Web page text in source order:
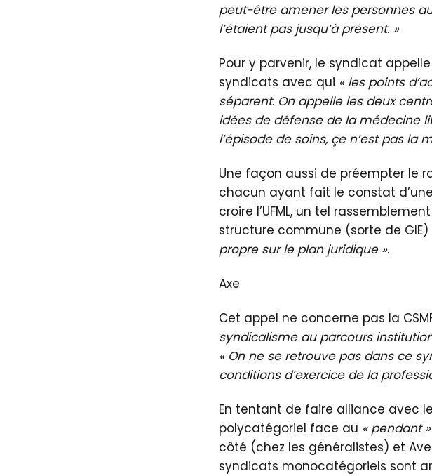
peut-être amener les personnes
l’étaient pas jusqu’à présent. »
Pour y parvenir, le syndicat
syndicats avec qui « les points
séparent. On appelle les deux
idées de défense de la médecine
l’épisode de soins, çe n’est pas la
Une façon aussi de préempter le
chacun ayant fait le constat
croire l’UFML, un tel
structure commune (sorte de GIE)
propre sur le plan juridique ».
Axe
Cet appel ne concerne pas la
syndicalisme au parcours
« On ne se retrouve pas dans ce
conditions d’exercice de la
En tentant de faire alliance avec le
polycatégoriel face au « pendant »
côté (chez les généralistes) et
syndicats monocatégoriels sont